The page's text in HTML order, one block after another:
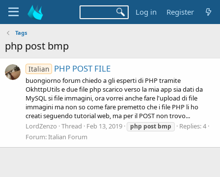
Log in Register
Tags
php post bmp
Italian PHP POST FILE
buongiorno forum chiedo a gli esperti di PHP tramite
OkhttpUtils e due file php scarico verso la mia app sia dati da
MySQL si file immagini, ora vorrei anche fare l'upload di file
immagini ma non so come fare premetto che i file PHP li ho
creati seguendo tutorial web, ma per il POST non trovo...
LordZenzo Thread Feb 13, 2019 php post bmp
Replies: 4
Forum:Italian Forum